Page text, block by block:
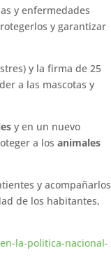
y enfermedades
y garantizar
y la firma de 25
a las mascotas y
y en un nuevo
a losanimales
y acompañarlos
de los habitantes,
la-politica-nacional-